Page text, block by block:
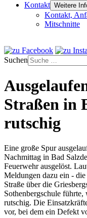
Kontakt Weitere
Kontakt,
Mitschnitte
Suchen
Straßen in
rutschig
Eine große Spur
Nachmittag in Bad
Feuerwehr ausgelöst.
Meldungen dazu ein -
Straße über die
Sothenbergschule
rutschig. Die
vor, bei dem ein Defekt